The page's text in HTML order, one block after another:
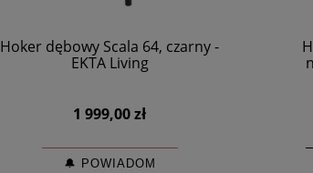
Hoker dębowy Scala 64, czarny -
EKTA Living
1 999,00 zł
🔔 POWIADOM